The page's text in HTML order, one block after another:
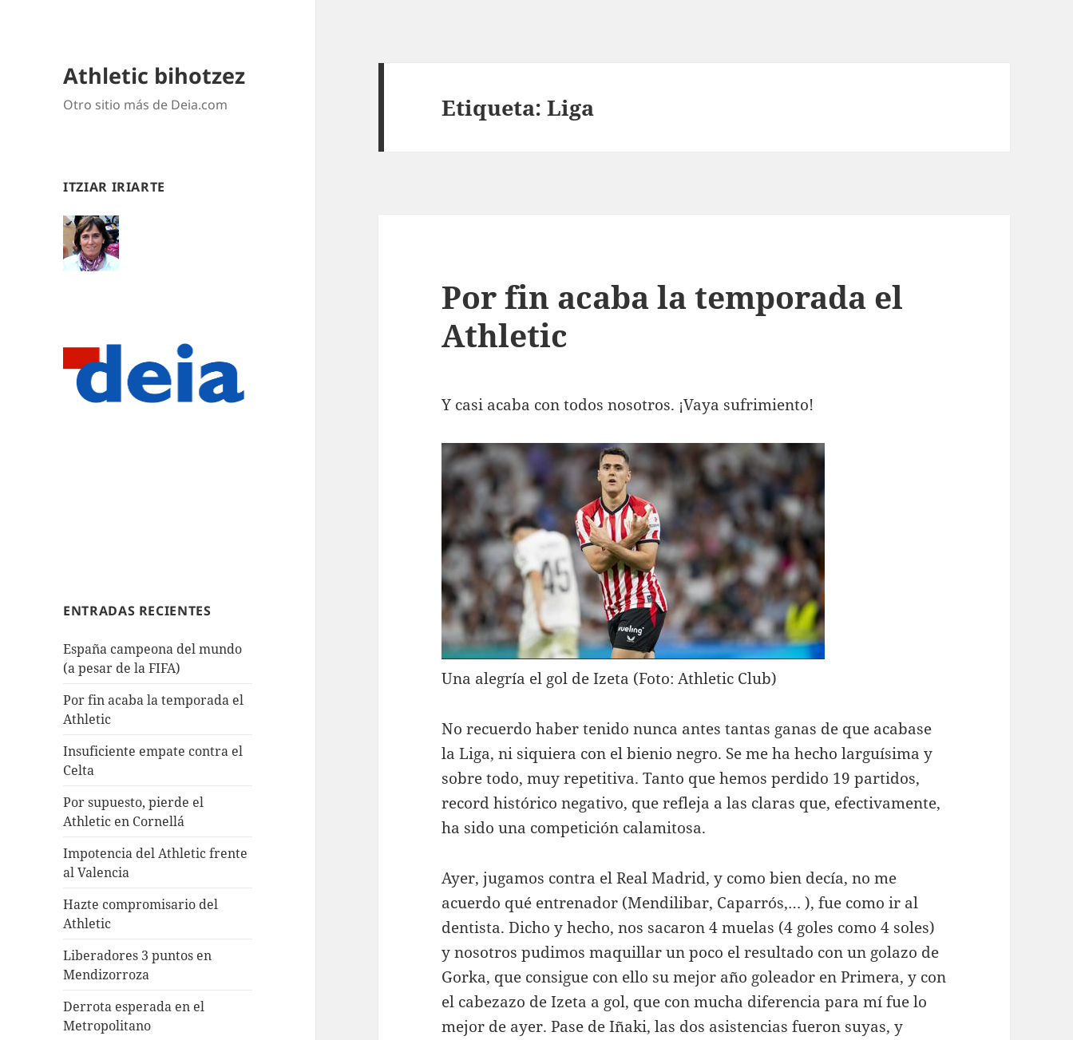
Athletic bihotzez
Otro sitio más de Deia.com
ITZIAR IRIARTE
ENTRADAS RECIENTES
España campeona del mundo
(a pesar de la FIFA)
Por fin acaba la temporada el
Athletic
Insuficiente empate contra el
Celta
Por supuesto, pierde el
Athletic en Cornellá
Impotencia del Athletic frente
al Valencia
Hazte compromisario del
Athletic
Liberadores 3 puntos en
Mendizorroza
Derrota esperada en el
Metropolitano
Etiqueta:Liga
Por fin acaba la temporada el
Athletic
Y casi acaba con todos nosotros. ¡Vaya sufrimiento!
Una alegría el gol de Izeta (Foto: Athletic Club)
No recuerdo haber tenido nunca antes tantas ganas de que acabase
la Liga, ni siquiera con el bienio negro. Se me ha hecho larguísima y
sobre todo, muy repetitiva. Tanto que hemos perdido 19 partidos,
record histórico negativo, que refleja a las claras que, efectivamente,
ha sido una competición calamitosa.
Ayer, jugamos contra el Real Madrid, y como bien decía, no me
acuerdo qué entrenador (Mendilibar, Caparrós,… ), fue como ir al
dentista. Dicho y hecho, nos sacaron 4 muelas (4 goles como 4 soles)
y nosotros pudimos maquillar un poco el resultado con un golazo de
Gorka, que consigue con ello su mejor año goleador en Primera, y con
el cabezazo de Izeta a gol, que con mucha diferencia para mí fue lo
mejor de ayer. Pase de Iñaki, las dos asistencias fueron suyas, y